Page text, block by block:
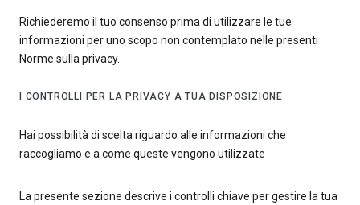
Richiederemo il tuo consenso prima di utilizzare le tue
informazioni per uno scopo non contemplato nelle presenti
Norme sulla privacy.
I CONTROLLI PER LA PRIVACY A TUA DISPOSIZIONE
Hai possibilità di scelta riguardo alle informazioni che
raccogliamo e a come queste vengono utilizzate
La presente sezione descrive i controlli chiave per gestire la tua